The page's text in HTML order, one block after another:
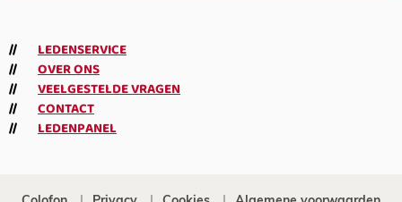
LEDENSERVICE
OVER ONS
VEELGESTELDE VRAGEN
CONTACT
LEDENPANEL